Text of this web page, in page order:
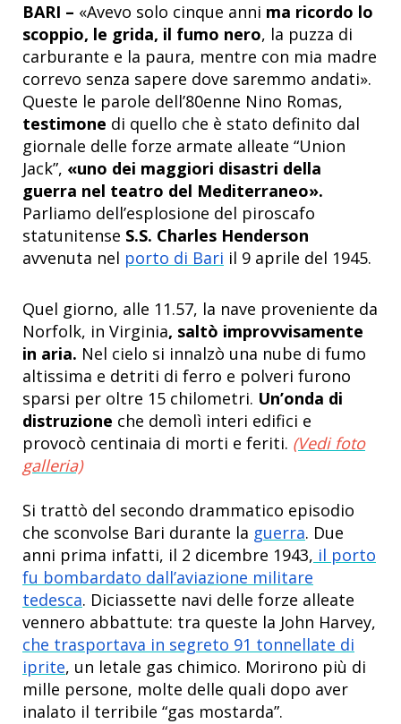
BARI – «Avevo solo cinque anni ma ricordo lo
scoppio, le grida, il fumo nero, la puzza di
carburante e la paura, mentre con mia madre
correvo senza sapere dove saremmo andati».
Queste le parole dell’80enne Nino Romas,
testimone di quello che è stato definito dal
giornale delle forze armate alleate “Union
Jack”, «uno dei maggiori disastri della
guerra nel teatro del Mediterraneo».
Parliamo dell’esplosione del piroscafo
statunitense S.S. Charles Henderson
avvenuta nel porto di Bari il 9 aprile del 1945.
Quel giorno, alle 11.57, la nave proveniente da
Norfolk, in Virginia, saltò improvvisamente
in aria. Nel cielo si innalzò una nube di fumo
altissima e detriti di ferro e polveri furono
sparsi per oltre 15 chilometri. Un’onda di
distruzione che demolì interi edifici e
provocò centinaia di morti e feriti. (Vedi foto
galleria)
Si trattò del secondo drammatico episodio
che sconvolse Bari durante la guerra. Due
anni prima infatti, il 2 dicembre 1943, il porto
fu bombardato dall’aviazione militare
tedesca. Diciassette navi delle forze alleate
vennero abbattute: tra queste la John Harvey,
che trasportava in segreto 91 tonnellate di
iprite, un letale gas chimico. Morirono più di
mille persone, molte delle quali dopo aver
inalato il terribile “gas mostarda”.